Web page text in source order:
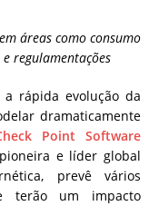
áreas como consumo
regulamentações
rápida evolução da
dramaticamente
Point Software
pioneira e líder global
prevê vários
terão um impacto